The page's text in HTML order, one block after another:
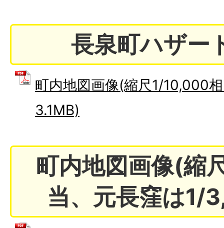
長泉町ハザー
町内地図画像(縮尺1/10,000
3.1MB)
町内地図画像(縮
当、元長窪は1/